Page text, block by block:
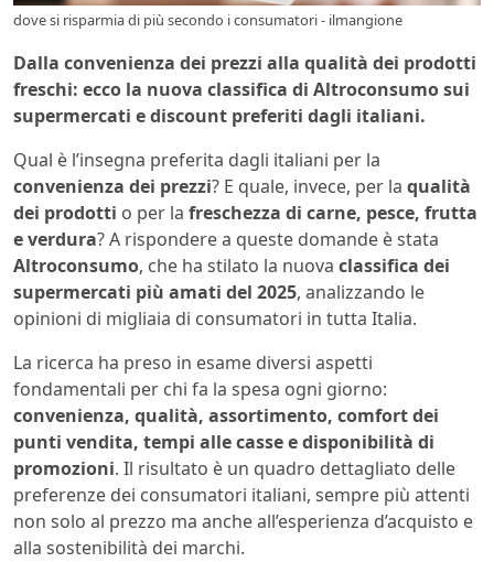
dove si risparmia di più secondo i consumatori - ilmangione
Dalla convenienza dei prezzi alla qualità dei prodotti
freschi: ecco la nuova classifica di Altroconsumo sui
supermercati e discount preferiti dagli italiani.
Qual è l’insegna preferita dagli italiani per la
convenienza dei prezzi? E quale, invece, per la qualità
dei prodotti o per la freschezza di carne, pesce, frutta
e verdura? A rispondere a queste domande è stata
Altroconsumo, che ha stilato la nuova classifica dei
supermercati più amati del 2025, analizzando le
opinioni di migliaia di consumatori in tutta Italia.
La ricerca ha preso in esame diversi aspetti
fondamentali per chi fa la spesa ogni giorno:
convenienza, qualità, assortimento, comfort dei
punti vendita, tempi alle casse e disponibilità di
promozioni. Il risultato è un quadro dettagliato delle
preferenze dei consumatori italiani, sempre più attenti
non solo al prezzo ma anche all’esperienza d’acquisto e
alla sostenibilità dei marchi.